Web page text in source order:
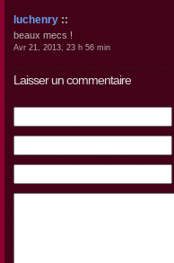
luchenry ::
beaux mecs !
Avr 21, 2013, 23 h 56 min
Laisser un commentaire